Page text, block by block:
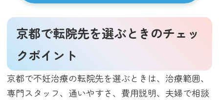
京都で転院先を選ぶときのチェッ
クポイント
京都で不妊治療の転院先を選ぶときは、治療範囲、
専門スタッフ、通いやすさ、費用説明、夫婦で相談